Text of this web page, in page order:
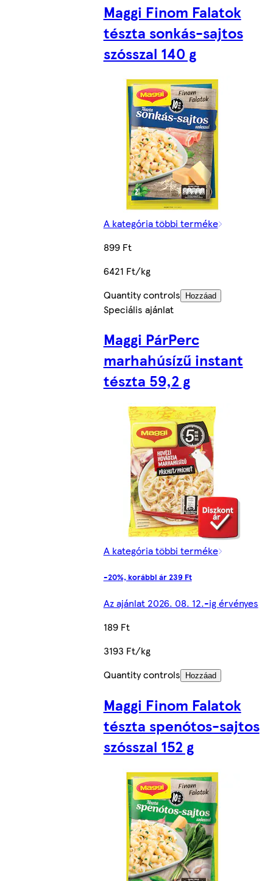
Maggi Finom Falatok
tészta sonkás-sajtos
szósszal 140 g
A kategória többi terméke
899 Ft
6421 Ft/kg
Quantity controls
Hozzáad
Speciális ajánlat
Maggi PárPerc
marhahúsízű instant
tészta 59,2 g
A kategória többi terméke
-20%, korábbi ár 239 Ft
Az ajánlat 2026. 08. 12.-ig érvényes
189 Ft
3193 Ft/kg
Quantity controls
Hozzáad
Maggi Finom Falatok
tészta spenótos-sajtos
szósszal 152 g